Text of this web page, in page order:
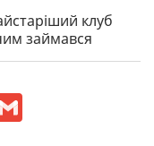
клуб
займався